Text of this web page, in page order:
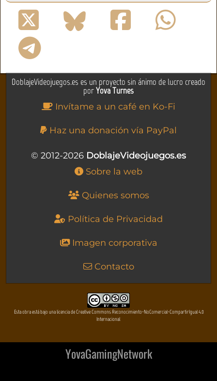
DoblajeVideojuegos.es es un proyecto sin ánimo de lucro creado
porYova Turnes
Invítame a un café en Ko-Fi
Haz una donación vía PayPal
© 2012-2026 DoblajeVideojuegos.es
Sobre la web
Quienes somos
Política de Privacidad
Imagen corporativa
Contacto
Esta obra está bajo una licencia de Creative Commons Reconocimiento-NoComercial-CompartirIgual 4.0
Internacional
YovaGamingNetwork